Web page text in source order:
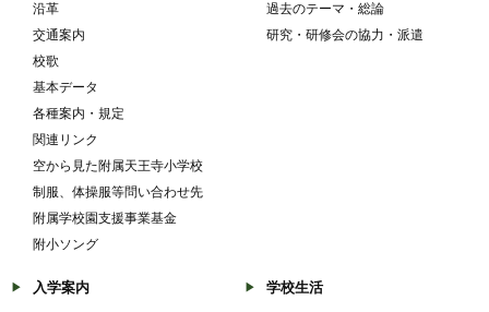
沿革
交通案内
校歌
基本データ
各種案内・規定
関連リンク
空から見た附属天王寺小学校
制服、体操服等問い合わせ先
附属学校園支援事業基金
附小ソング
過去のテーマ・総論
研究・研修会の協力・派遣
入学案内 学校生活